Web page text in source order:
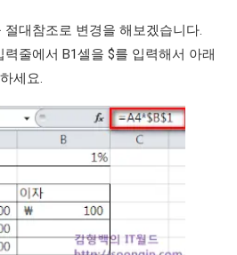
대참조로 변경을 해보겠습니다.
줄에서 B1셀을 $를 입력해서 아래
세요.